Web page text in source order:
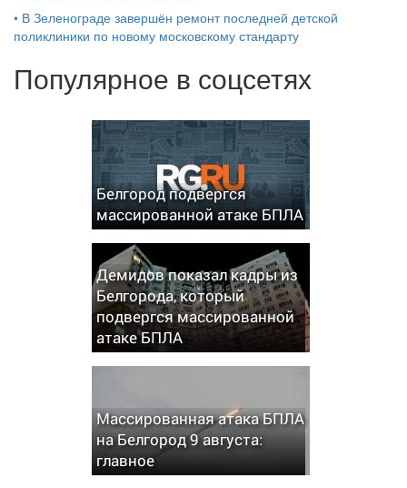
• В Зеленограде завершён ремонт последней детской
поликлиники по новому московскому стандарту
Популярное в соцсетях
Белгород подвергся
массированной атаке БПЛА
Демидов показал кадры из
Белгорода, который
подвергся массированной
атаке БПЛА
Массированная атака БПЛА
на Белгород 9 августа:
главное